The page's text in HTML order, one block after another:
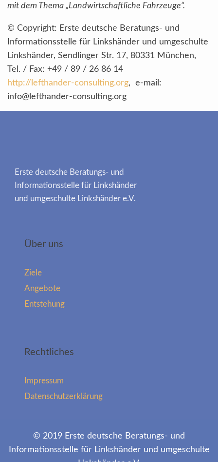
mit dem Thema „Landwirtschaftliche Fahrzeuge“.
© Copyright: Erste deutsche Beratungs- und
Informationsstelle für Linkshänder und umgeschulte
Linkshänder, Sendlinger Str. 17, 80331 München,
Tel. / Fax: +49 / 89 / 26 86 14
http://lefthander-consulting.org, e-mail:
info@lefthander-consulting.org
Erste deutsche Beratungs- und
Informationsstelle für Linkshänder
und umgeschulte Linkshänder e.V.
Über uns
Ziele
Angebote
Entstehung
Rechtliches
Impressum
Datenschutzerklärung
© 2019 Erste deutsche Beratungs- und
Informationsstelle für Linkshänder und umgeschulte